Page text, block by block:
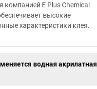
компанией E Plus Chemical
высокие
характеристики клея.
водная акрилатная